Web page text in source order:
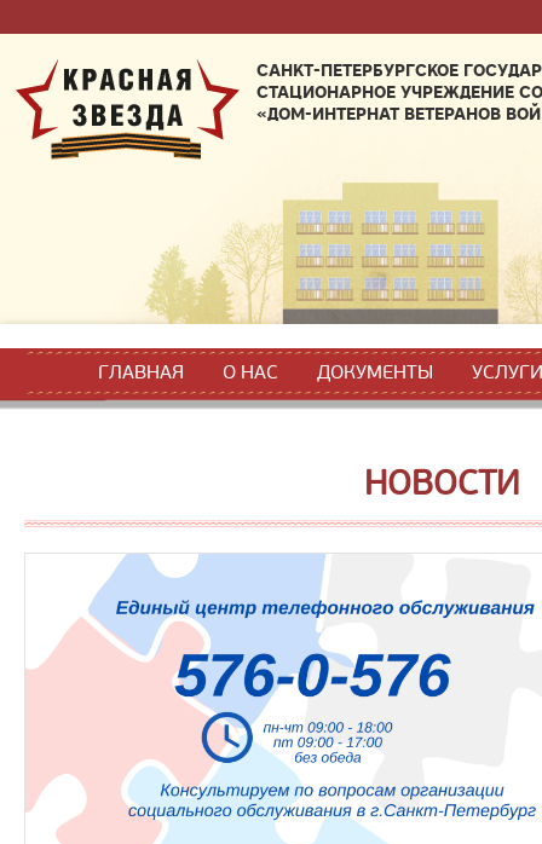
САНКТ-ПЕТЕРБУРГСКОЕ
СТАЦИОНАРНОЕ УЧРЕЖДЕНИЕ
«ДОМ-ИНТЕРНАТ ВЕТЕРАНОВ
ГЛАВНАЯ О НАС ДОКУМЕНТЫ УСЛУГИ
НОВОСТИ